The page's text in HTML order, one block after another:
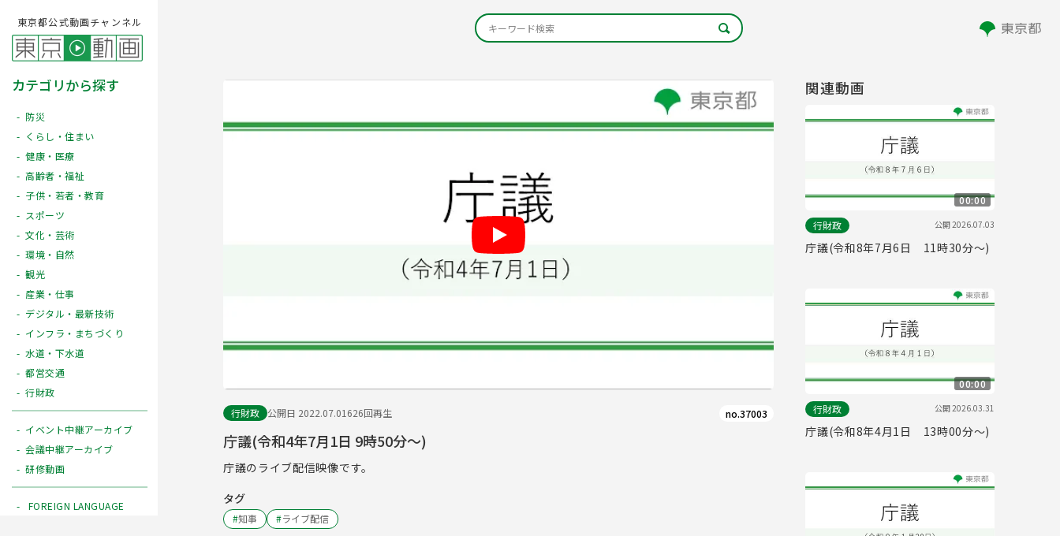
東京都公式動画チャンネル
カテゴリから探す
防災
くらし・住まい
健康・医療
高齢者・福祉
子供・若者・教育
スポーツ
文化・芸術
環境・自然
観光
産業・仕事
デジタル・最新技術
インフラ・まちづくり
水道・下水道
都営交通
行財政
イベント中継アーカイブ
会議中継アーカイブ
研修動画
FOREIGN LANGUAGE
行財政 公開日 2022.07.01 626回再生 no.37003
庁議(令和4年7月1日 9時50分～)
庁議のライブ配信映像です。
タグ
#知事 #ライブ配信
関連動画
00:00
行財政
公開2026.07.03
庁議(令和8年7月6日 11時30分～)
00:00
行財政
公開2026.03.31
庁議(令和8年4月1日 13時00分～)